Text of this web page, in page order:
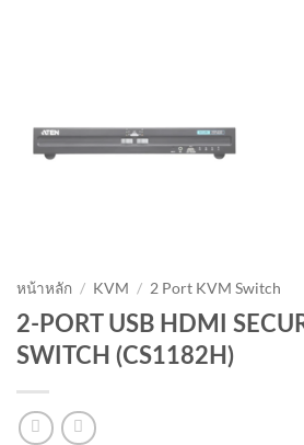
หน้าหลัก / KVM / 2 Port KVM Switch
2-PORT USB HDMI
SWITCH (CS1182H)